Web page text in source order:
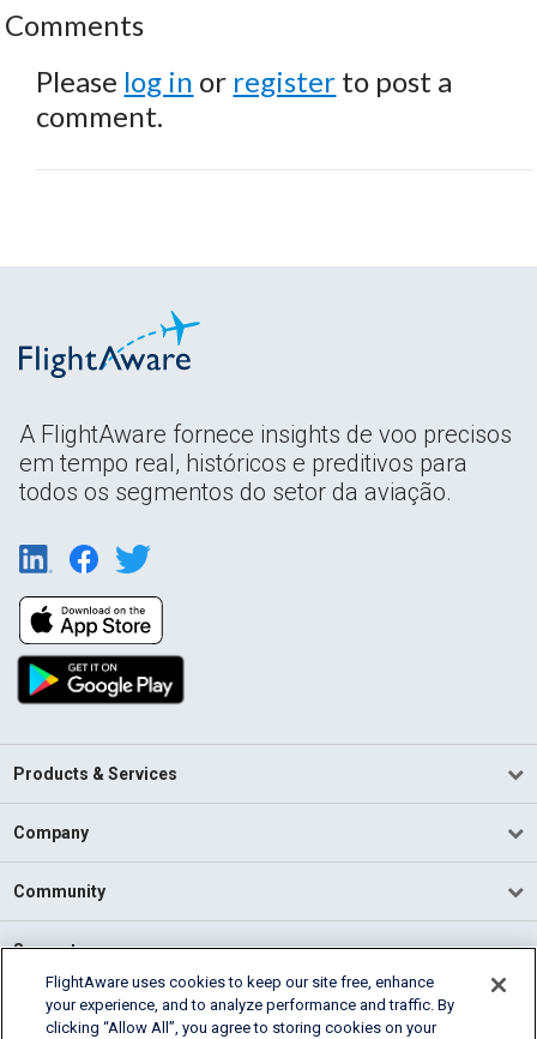
Comments
Please log in or register to post a
comment.
A FlightAware fornece insights de voo precisos
em tempo real, históricos e preditivos para
todos os segmentos do setor da aviação.
Products & Services
Company
Community
Support
English (USA)
2026 FlightAware
FlightAware uses cookies to keep our site free, enhance
your experience, and to analyze performance and traffic. By
clicking “Allow All”, you agree to storing cookies on your